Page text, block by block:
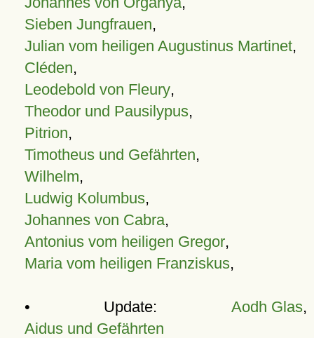
Sieben Jungfrauen,
Julian vom heiligen Augustinus Martinet,
Cléden,
Leodebold von Fleury,
Theodor und Pausilypus,
Pitrion,
Timotheus und Gefährten,
Wilhelm,
Ludwig Kolumbus,
Johannes von Cabra,
Antonius vom heiligen Gregor,
Maria vom heiligen Franziskus,
• Update: Aodh Glas,
Aidus und Gefährten